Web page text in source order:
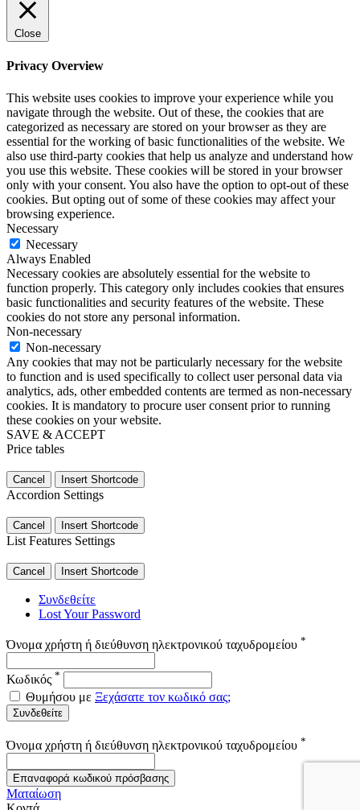
Close
Privacy Overview
This website uses cookies to improve your experience while you
navigate through the website. Out of these, the cookies that are
categorized as necessary are stored on your browser as they are
essential for the working of basic functionalities of the website. We
also use third-party cookies that help us analyze and understand how
you use this website. These cookies will be stored in your browser
only with your consent. You also have the option to opt-out of these
cookies. But opting out of some of these cookies may affect your
browsing experience.
Necessary
Necessary
Always Enabled
Necessary cookies are absolutely essential for the website to
function properly. This category only includes cookies that ensures
basic functionalities and security features of the website. These
cookies do not store any personal information.
Non-necessary
Non-necessary
Any cookies that may not be particularly necessary for the website
to function and is used specifically to collect user personal data via
analytics, ads, other embedded contents are termed as non-necessary
cookies. It is mandatory to procure user consent prior to running
these cookies on your website.
SAVE & ACCEPT
Price tables
Cancel Insert Shortcode
Accordion Settings
Cancel Insert Shortcode
List Features Settings
Cancel Insert Shortcode
Συνδεθείτε
Lost Your Password
Όνομα χρήστη ή διεύθυνση ηλεκτρονικού ταχυδρομείου *
Κωδικός *
Θυμήσου με Ξεχάσατε τον κωδικό σας;
Συνδεθείτε
Όνομα χρήστη ή διεύθυνση ηλεκτρονικού ταχυδρομείου *
Επαναφορά κωδικού πρόσβασης
Ματαίωση